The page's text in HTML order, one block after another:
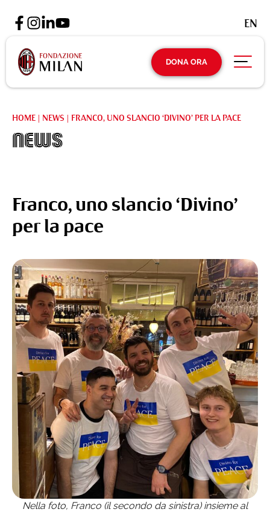
DONA ORA
EN
HOME | NEWS | FRANCO, UNO SLANCIO ‘DIVINO’ PER LA PACE
News
Franco, uno slancio ‘Divino’
per la pace
Nella foto, Franco (il secondo da sinistra) insieme al